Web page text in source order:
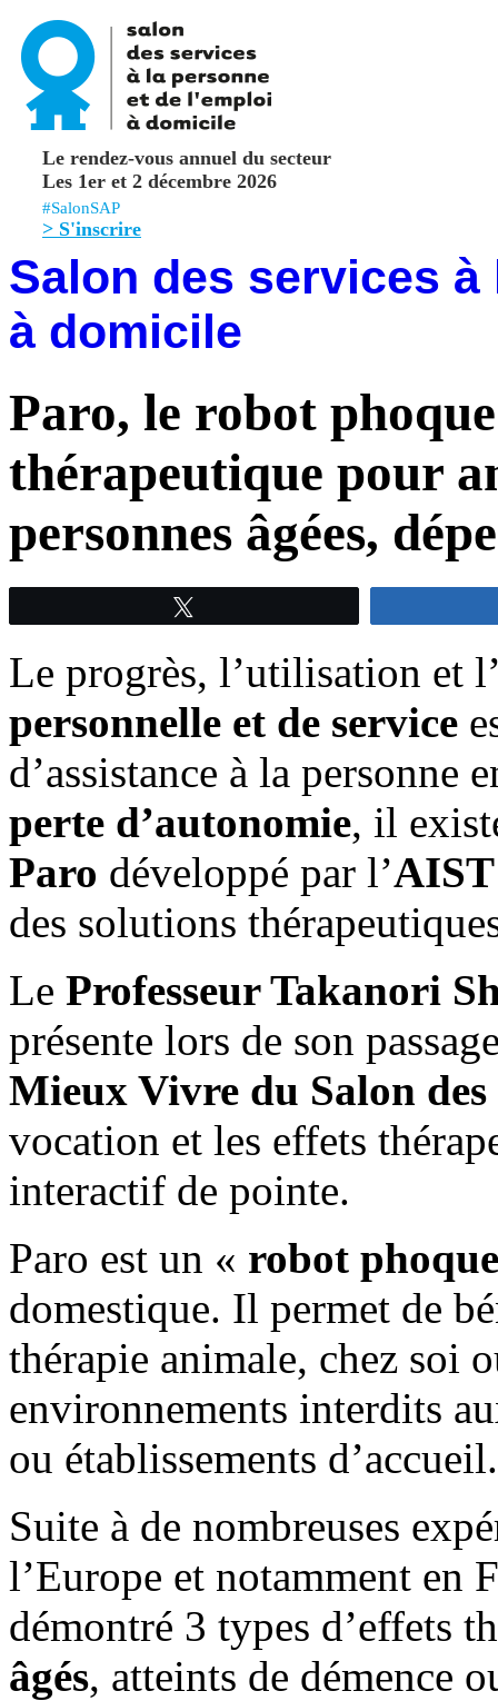
Le rendez-vous annuel du secteur
Les 1er et 2 décembre 2026
#SalonSAP
> S'inscrire
Salon des services
à domicile
Paro, le robot
thérapeutique pour
personnes âgées,
Le progrès, l’utilisation et
personnelle et de service
d’assistance à la personne
perte d’autonomie, il
Paro développé par l’AIST
des solutions
Le Professeur Takanori
présente lors de son
Mieux Vivre du Salon des
vocation et les effets
interactif de pointe.
Paro est un « robot phoque
domestique. Il permet de
thérapie animale, chez soi
environnements interdits
ou établissements d’accueil.
Suite à de nombreuses
l’Europe et notamment en
démontré 3 types d’effets
âgés, atteints de démence